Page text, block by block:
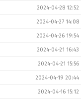
2024-04-28 12:52
2024-04-27 14:08
2024-04-26 19:54
2024-04-21 16:43
2024-04-21 15:56
2024-04-19 20:44
2024-04-16 15:12